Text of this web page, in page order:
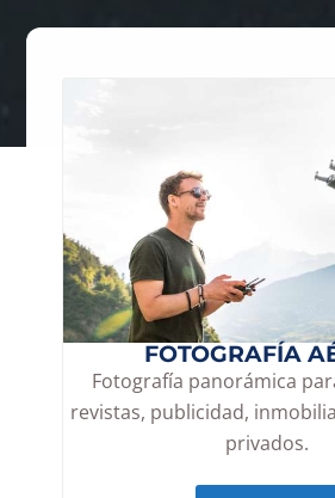
FOTOGRAFÍA
Fotografía panorámica
revistas, publicidad,
privados.